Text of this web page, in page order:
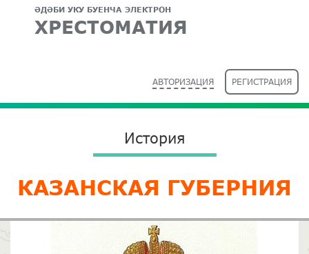
ӘДӘБИ УКУ БУЕНЧА ЭЛЕКТРОН
ХРЕСТОМАТИЯ
АВТОРИЗАЦИЯ РЕГИСТРАЦИЯ
История
КАЗАНСКАЯ ГУБЕРНИЯ